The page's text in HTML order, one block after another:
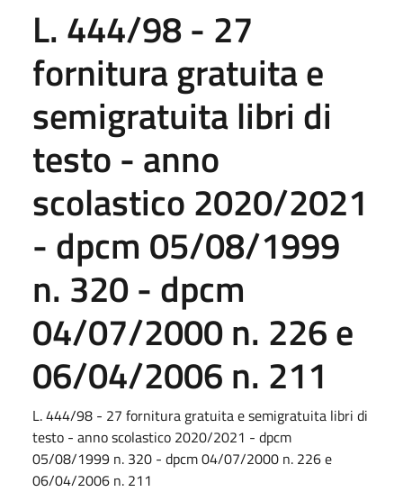
L. 444/98 - 27
fornitura gratuita e
semigratuita libri di
testo - anno
scolastico 2020/2021
- dpcm 05/08/1999
n. 320 - dpcm
04/07/2000 n. 226 e
06/04/2006 n. 211
L. 444/98 - 27 fornitura gratuita e semigratuita libri di
testo - anno scolastico 2020/2021 - dpcm
05/08/1999 n. 320 - dpcm 04/07/2000 n. 226 e
06/04/2006 n. 211